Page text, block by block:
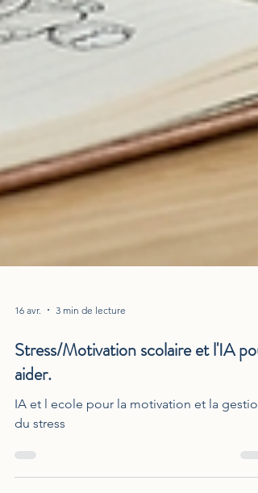
Stress/Motivation scolaire et l'IA pour
aider.
IA et l ecole pour la motivation et la gestion
du stress